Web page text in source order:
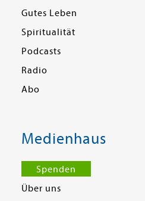
Gutes Leben
Spiritualität
Podcasts
Radio
Abo
Medienhaus
Spenden
Über uns